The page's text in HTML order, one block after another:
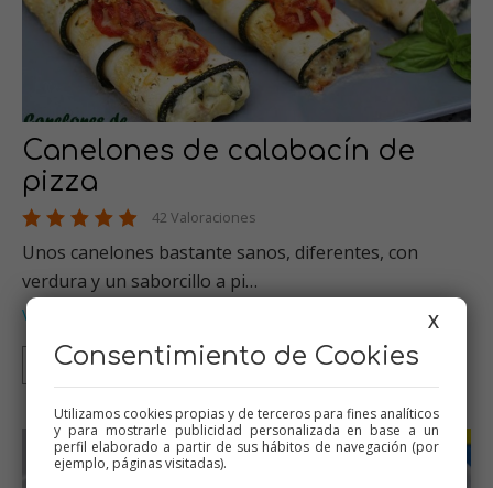
Canelones de calabacín de
pizza
42 Valoraciones
Unos canelones bastante sanos, diferentes, con
verdura y un saborcillo a pi…
Verduras Tradicional
Thermomix Tradicional Mambo
X
Consentimiento de Cookies
Utilizamos cookies propias y de terceros para fines analíticos
y para mostrarle publicidad personalizada en base a un
perfil elaborado a partir de sus hábitos de navegación (por
ejemplo, páginas visitadas).